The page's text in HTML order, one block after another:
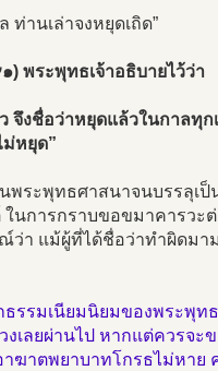
ท่านเล่าจงหยุดเถิด”
พระพุทธเจ้าอธิบายไว้ว่า
จึงชื่อว่าหยุดแล้วในกาลทุ
ม่หยุด”
ระพุทธศาสนาจนบรรลุเป็
นการกราบขอขมาคารวะ
ว่า แม้ผู้ที่ได้ชื่อว่าทำผิดมา
รรมเนียมนิยมของพระพุท
งเลยผ่านไป หากแต่ควรจ
ฆาตพยาบาทโกรธไม่หาย